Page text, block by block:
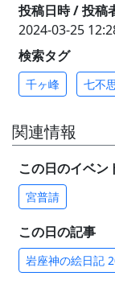
投稿日時 / 投稿
2024-03-25
検索タグ
千ヶ峰 七不
関連情報
この日のイベン
宮普請
この日の記事
岩座神の絵日記